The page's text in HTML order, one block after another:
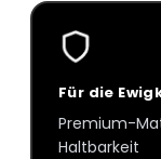
Für die
Premium-
Haltbarkeit